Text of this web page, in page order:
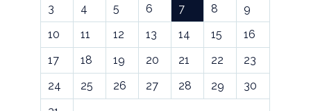
3
4 5 6 7 8
9
10
11 12 13 14 15
16
17
18 19 20 21 22
23
24
25 26 27 28 29
30